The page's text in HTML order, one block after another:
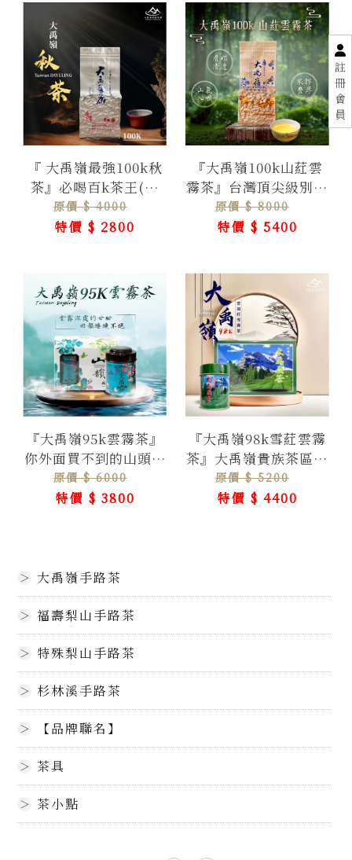
註
冊
會
員
大禹嶺手路茶
福壽梨山手路茶
特殊梨山手路茶
杉林溪手路茶
【品牌聯名】
茶具
茶小點
『 大禹嶺最強100k秋
茶』必喝百k茶王(強
香)
原價 $ 4000
特價 $ 2800
『大禹嶺100k山葒雲
霧茶』台灣頂尖級別高
山茶帝王級山頭氣
原價 $ 8000
特價 $ 5400
『大禹嶺95k雲霧茶』
你外面買不到的山頭濃
韻雲霧茶
原價 $ 6000
特價 $ 3800
『大禹嶺98k雪葒雲霧
茶』大禹嶺貴族茶區葒
韻茶
原價 $ 5200
特價 $ 4400